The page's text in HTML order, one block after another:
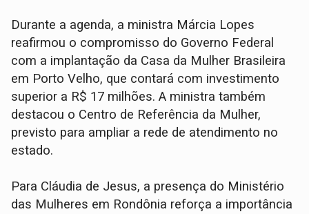
Durante a agenda, a ministra Márcia Lopes
reafirmou o compromisso do Governo Federal
com a implantação da Casa da Mulher Brasileira
em Porto Velho, que contará com investimento
superior a R$ 17 milhões. A ministra também
destacou o Centro de Referência da Mulher,
previsto para ampliar a rede de atendimento no
estado.
Para Cláudia de Jesus, a presença do Ministério
das Mulheres em Rondônia reforça a importância